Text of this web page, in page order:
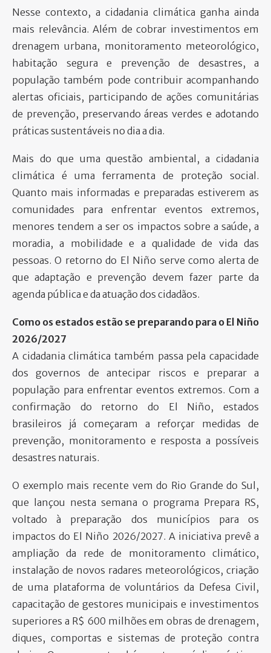
Nesse contexto, a cidadania climática ganha ainda
mais relevância. Além de cobrar investimentos em
drenagem urbana, monitoramento meteorológico,
habitação segura e prevenção de desastres, a
população também pode contribuir acompanhando
alertas oficiais, participando de ações comunitárias
de prevenção, preservando áreas verdes e adotando
práticas sustentáveis no dia a dia.
Mais do que uma questão ambiental, a cidadania
climática é uma ferramenta de proteção social.
Quanto mais informadas e preparadas estiverem as
comunidades para enfrentar eventos extremos,
menores tendem a ser os impactos sobre a saúde, a
moradia, a mobilidade e a qualidade de vida das
pessoas. O retorno do El Niño serve como alerta de
que adaptação e prevenção devem fazer parte da
agenda pública e da atuação dos cidadãos.
Como os estados estão se preparando para o El Niño
2026/2027
A cidadania climática também passa pela capacidade
dos governos de antecipar riscos e preparar a
população para enfrentar eventos extremos. Com a
confirmação do retorno do El Niño, estados
brasileiros já começaram a reforçar medidas de
prevenção, monitoramento e resposta a possíveis
desastres naturais.
O exemplo mais recente vem do Rio Grande do Sul,
que lançou nesta semana o programa Prepara RS,
voltado à preparação dos municípios para os
impactos do El Niño 2026/2027. A iniciativa prevê a
ampliação da rede de monitoramento climático,
instalação de novos radares meteorológicos, criação
de uma plataforma de voluntários da Defesa Civil,
capacitação de gestores municipais e investimentos
superiores a R$ 600 milhões em obras de drenagem,
diques, comportas e sistemas de proteção contra